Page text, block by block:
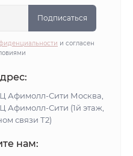
Подписаться
и согласен
Афимолл-Сити Москва,
Афимолл-Сити (1й этаж,
связи Т2)
нам: